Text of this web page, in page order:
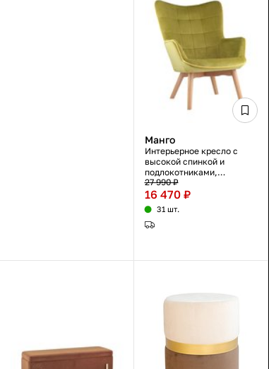
Манго
Интерьерное кресло с
высокой спинкой и
подлокотниками,
оливковый цвет, ткань,
деревянные ножки,
92×78×71 см
27 990 ₽
16 470 ₽
31 шт.